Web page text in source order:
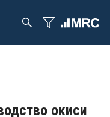
окиси